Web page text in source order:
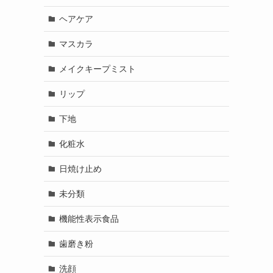
ヘアケア
マスカラ
メイクキープミスト
リップ
下地
化粧水
日焼け止め
未分類
機能性表示食品
歯磨き粉
洗顔